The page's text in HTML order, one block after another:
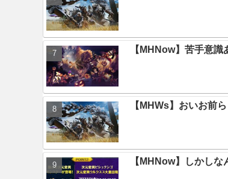
【MHNow】苦手意
【MHWs】おいお前
【MHNow】しかし